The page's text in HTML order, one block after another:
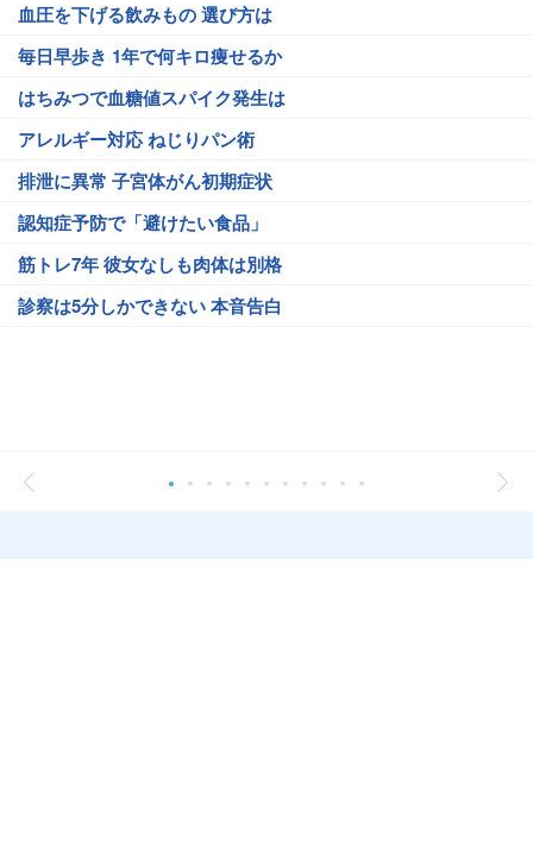
血圧を下げる飲みもの 選び方は
毎日早歩き 1年で何キロ痩せるか
はちみつで血糖値スパイク発生は
アレルギー対応 ねじりパン術
排泄に異常 子宮体がん初期症状
認知症予防で「避けたい食品」
筋トレ7年 彼女なしも肉体は別格
診察は5分しかできない 本音告白